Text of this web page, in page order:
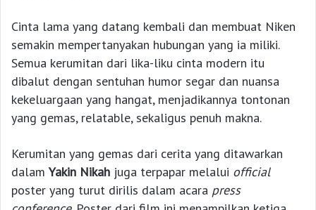
Cinta lama yang datang kembali dan membuat Niken
semakin mempertanyakan hubungan yang ia miliki.
Semua kerumitan dari lika-liku cinta modern itu
dibalut dengan sentuhan humor segar dan nuansa
kekeluargaan yang hangat, menjadikannya tontonan
yang gemas, relatable, sekaligus penuh makna.
Kerumitan yang gemas dari cerita yang ditawarkan
dalamYakin Nikah juga terpapar melalui official
poster yang turut dirilis dalam acara press